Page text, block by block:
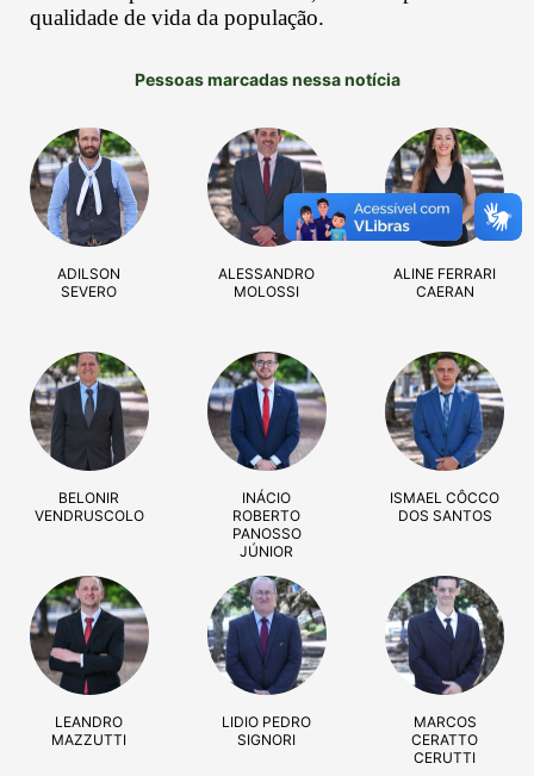
qualidade de vida da população.
Pessoas marcadas nessa notícia
ADILSON
SEVERO
ALESSANDRO
MOLOSSI
ALINE FERRARI
CAERAN
BELONIR
VENDRUSCOLO
INÁCIO
ROBERTO
PANOSSO
JÚNIOR
ISMAEL CÔCCO
DOS SANTOS
LEANDRO
MAZZUTTI
LIDIO PEDRO
SIGNORI
MARCOS
CERATTO
CERUTTI